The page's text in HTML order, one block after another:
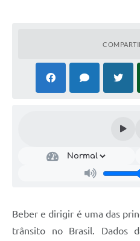
Beber e dirigir é uma das
trânsito no Brasil. Dados